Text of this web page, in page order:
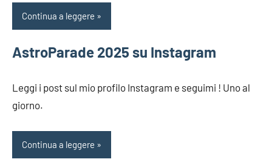
Continua a leggere
AstroParade 2025 su Instagram
Leggi i post sul mio profilo Instagram e seguimi ! Uno al
giorno.
Continua a leggere